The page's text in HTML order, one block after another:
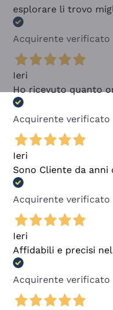
esplorare li trovo
Acquirente verificato
Ieri
Ho ricevuto quanto
Acquirente verificato
Ieri
Sono Cliente da
Acquirente verificato
Ieri
Affidabili e precisi
Acquirente verificato